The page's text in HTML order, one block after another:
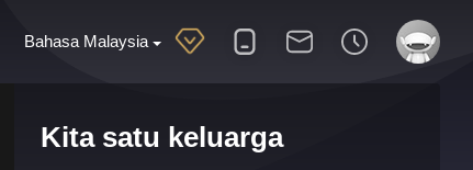
Bahasa Malaysia
Kita satu keluarga